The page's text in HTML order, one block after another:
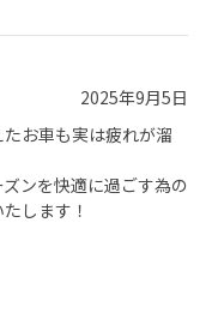
2025年9月5日
お車も実は疲れが溜
ンを快適に過ごす為の
します！